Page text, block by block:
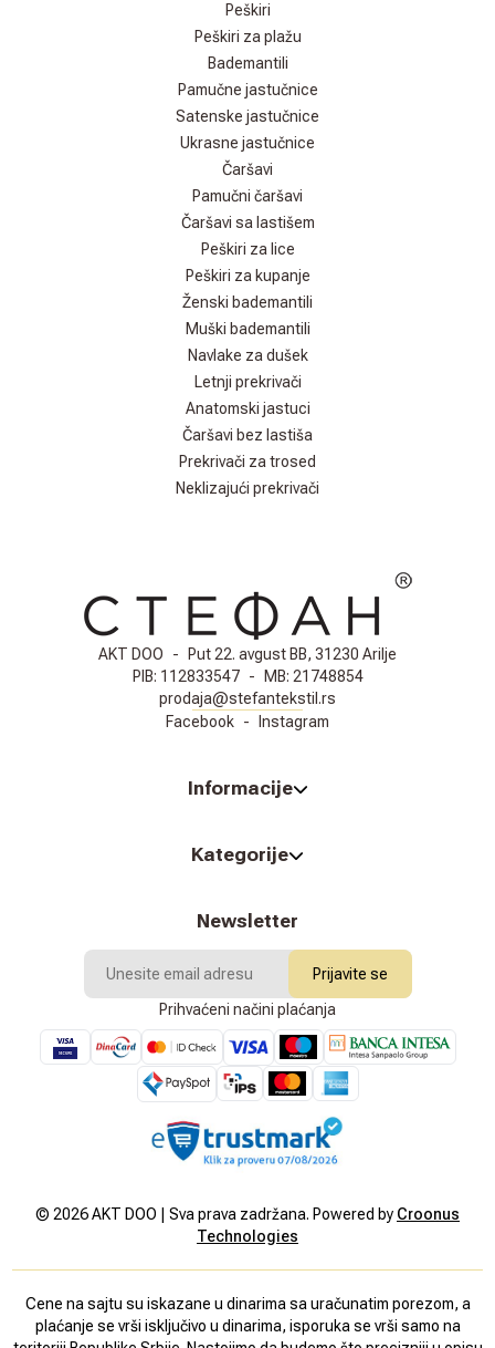
Peškiri
Peškiri za plažu
Bademantili
Pamučne jastučnice
Satenske jastučnice
Ukrasne jastučnice
Čaršavi
Pamučni čaršavi
Čaršavi sa lastišem
Peškiri za lice
Peškiri za kupanje
Ženski bademantili
Muški bademantili
Navlake za dušek
Letnji prekrivači
Anatomski jastuci
Čaršavi bez lastiša
Prekrivači za trosed
Neklizajući prekrivači
AKT DOO - Put 22. avgust BB, 31230 Arilje
PIB: 112833547 - MB: 21748854
prodaja@stefantekstil.rs
Facebook - Instagram
Informacije
Kategorije
Newsletter
Prijavite se
Prihvaćeni načini plaćanja
© 2026AKT DOO | Sva prava zadržana. Powered by Croonus
Technologies
Cene na sajtu su iskazane u dinarima sa uračunatim porezom, a
plaćanje se vrši isključivo u dinarima, isporuka se vrši samo na